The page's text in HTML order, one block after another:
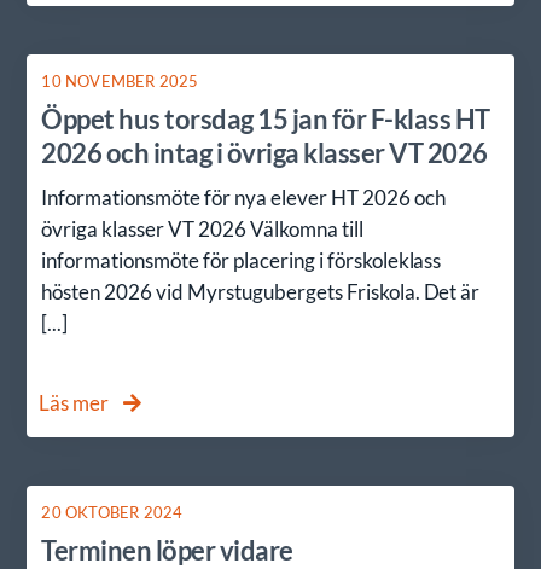
10 NOVEMBER 2025
Öppet hus torsdag 15 jan för F-klass HT
2026 och intag i övriga klasser VT 2026
Informationsmöte för nya elever HT 2026 och
övriga klasser VT 2026 Välkomna till
informationsmöte för placering i förskoleklass
hösten 2026 vid Myrstugubergets Friskola. Det är
[...]
Läs mer
20 OKTOBER 2024
Terminen löper vidare